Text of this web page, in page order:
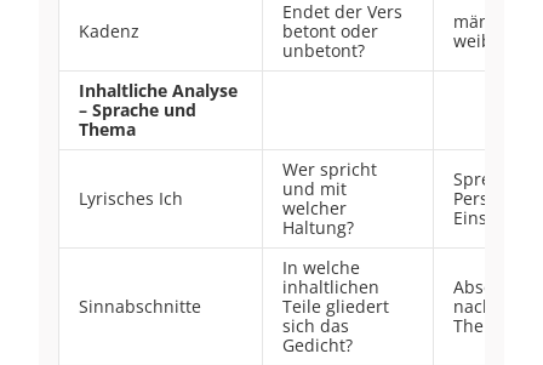
Kadenz
Endet der Vers
betont oder
unbetont?
männlich
weiblich
Inhaltliche Analyse
– Sprache und
Thema
Lyrisches Ich
Wer spricht
und mit
welcher
Haltung?
Einstellung
Sinnabschnitte
In welche
inhaltlichen
Teile gliedert
sich das
Gedicht?
nach
Thema/